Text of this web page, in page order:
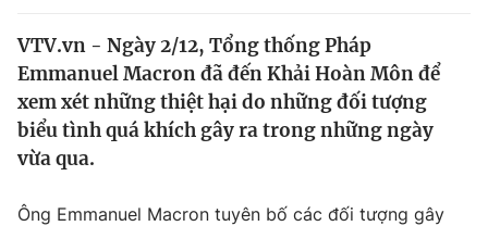
Thế giới
Tin tức
Thế giới đó đây
Kinh tế
Tài chính
Thị trường
VTV.vn - Ngày 2/12, Tổng thống Pháp
Emmanuel Macron đã đến Khải Hoàn Môn để
xem xét những thiệt hại do những đối tượng
biểu tình quá khích gây ra trong những ngày
vừa qua.
Ông Emmanuel Macron tuyên bố các đối tượng gây